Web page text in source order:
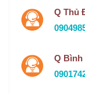
Q Thủ
Q Bình